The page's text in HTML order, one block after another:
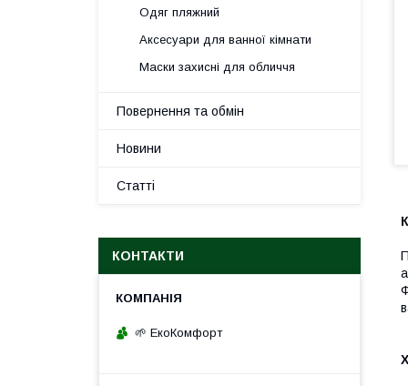
Одяг пляжний
Аксесуари для ванної кімнати
Маски захисні для обличчя
Повернення та обмін
Новини
Статті
КОНТАКТИ
🌱 ЕкоКомфорт